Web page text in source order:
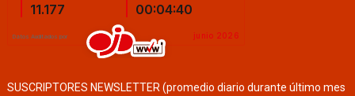
SUSCRIPTORES NEWSLETTER (promedio diario durante último mes